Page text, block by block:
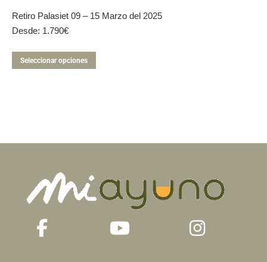
Retiro Palasiet 09 – 15 Marzo del 2025
Desde: 1.790€
Seleccionar opciones
producto
la
página
producto